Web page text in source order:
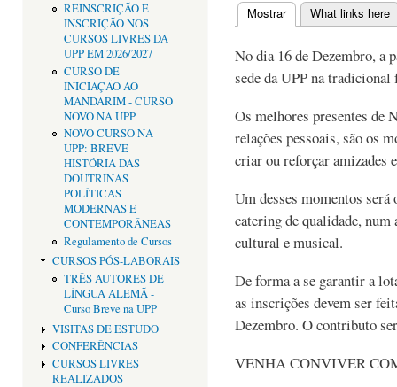
REINSCRIÇÃO E
INSCRIÇÃO NOS
CURSOS LIVRES DA
UPP EM 2026/2027
CURSO DE
INICIAÇÃO AO
MANDARIM - CURSO
NOVO NA UPP
NOVO CURSO NA
UPP: BREVE
HISTÓRIA DAS
DOUTRINAS
POLÍTICAS
MODERNAS E
CONTEMPORÂNEAS
Regulamento de Cursos
CURSOS PÓS-LABORAIS
TRÊS AUTORES DE
LÍNGUA ALEMÃ -
Curso Breve na UPP
VISITAS DE ESTUDO
CONFERÊNCIAS
CURSOS LIVRES
REALIZADOS
Separadores
Mostrar(separador ativo)
What links here
No dia 16 de Dezembro, a
sede da UPP na tradicional
Os melhores presentes de
relações pessoais, são os
criar ou reforçar amizades
Um desses momentos
catering de qualidade,
cultural e musical.
De forma a se garantir a
as inscrições devem ser
Dezembro. O contributo
VENHA CONVIVER